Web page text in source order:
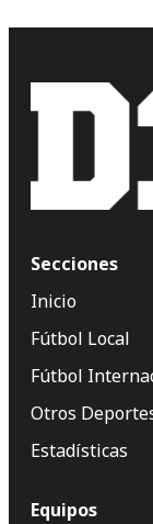
Secciones
Inicio
Fútbol Local
Fútbol
Otros
Estadísticas
Equipos